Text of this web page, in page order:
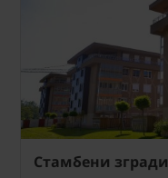
Стамбени згради